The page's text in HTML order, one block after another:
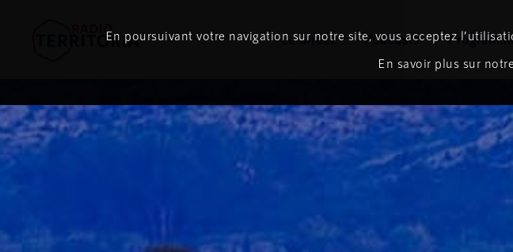
Le direct Podcasts
En poursuivant votre navigation sur notre site, vous acceptez
En savoir plus sur